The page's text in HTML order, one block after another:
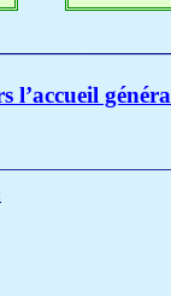
l’accueil